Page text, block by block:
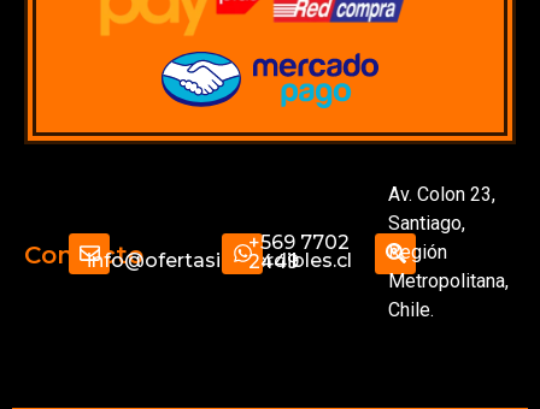
Contactoinfo@ofertasimperdibles.cl
+569 7702
2449
Av. Colon 23,
Santiago,
Región
Metropolitana,
Chile.